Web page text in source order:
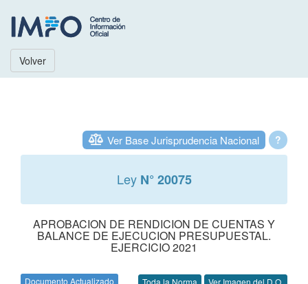
Volver
?
Ver Base Jurisprudencia Nacional
Ley N° 20075
APROBACION DE RENDICION DE CUENTAS Y
BALANCE DE EJECUCION PRESUPUESTAL.
EJERCICIO 2021
Documento Actualizado